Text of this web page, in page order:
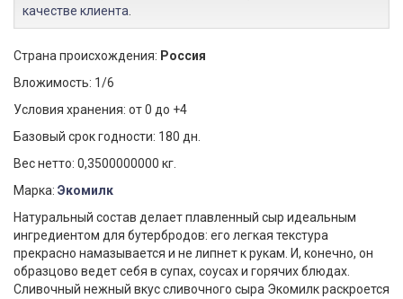
качестве клиента
Страна происхождения: Россия
Вложимость: 1/6
Условия хранения: от 0 до +4
Базовый срок годности: 180 дн.
Вес нетто: 0,3500000000 кг.
Марка: Экомилк
Натуральный состав делает плавленный сыр идеальным
ингредиентом для бутербродов: его легкая текстура
прекрасно намазывается и не липнет к рукам. И, конечно, он
образцово ведет себя в супах, соусах и горячих блюдах.
Сливочный нежный вкус сливочного сыра Экомилк раскроется